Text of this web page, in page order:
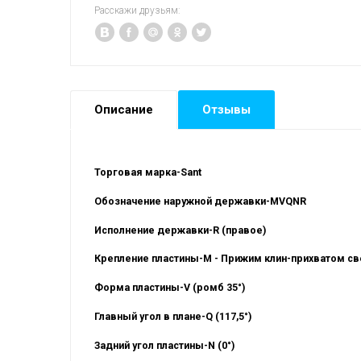
Расскажи друзьям:
Описание Отзывы
Торговая марка-Sant
Обозначение наружной державки-MVQNR
Исполнение державки-R (правое)
Крепление пластины-M - Прижим клин-прихватом
Форма пластины-V (ромб 35°)
Главный угол в плане-Q (117,5°)
Задний угол пластины-N (0°)